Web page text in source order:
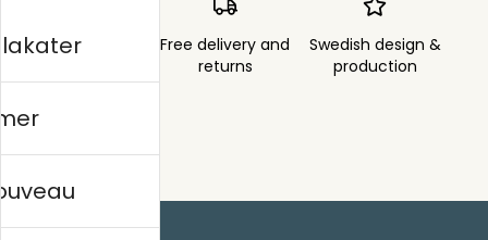
Order sent within
Free delivery and
returns
Swedish design &
production